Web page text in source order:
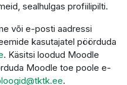
sealhulgas profiilipilti.
või e-posti aadressi
kasutajatel pöörduda
. Käsitsi loodud Moodle
Moodle toe poole e-
.